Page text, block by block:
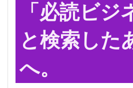
「必読ビジ
と検索した
へ。